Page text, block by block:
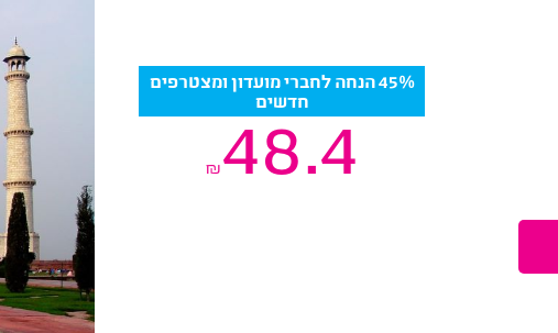
45% הנחה לחברי מועדון ומצטרפים
חדשים
48.4
₪